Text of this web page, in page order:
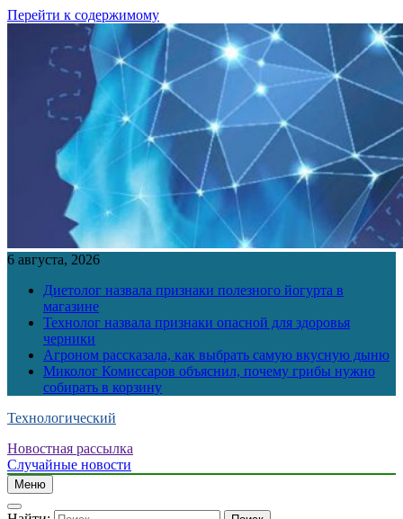
Перейти к содержимому
6 августа, 2026
Диетолог назвала признаки полезного йогурта в
магазине
Технолог назвала признаки опасной для здоровья
черники
Агроном рассказала, как выбрать самую вкусную дыню
Миколог Комиссаров объяснил, почему грибы нужно
собирать в корзину
Технологический
Новостная рассылка
Случайные новости
Меню